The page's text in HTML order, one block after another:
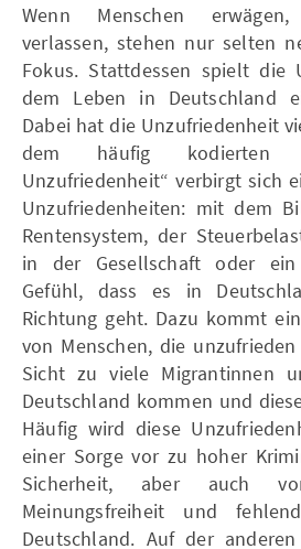
Wenn Menschen
verlassen, stehen nur selten
Fokus. Stattdessen spielt die
dem Leben in Deutschland
Dabei hat die Unzufriedenheit
dem häufig kodierten
Unzufriedenheit“ verbirgt sich
Unzufriedenheiten: mit dem
Rentensystem, der
in der Gesellschaft oder
Gefühl, dass es in
Richtung geht. Dazu kommt
von Menschen, die
Sicht zu viele Migrantinnen
Deutschland kommen und
Häufig wird diese
einer Sorge vor zu hoher
Sicherheit, aber auch
Meinungsfreiheit und
Deutschland. Auf der